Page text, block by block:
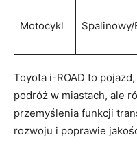
Motocykl
Toyota i-ROAD to
podróż w miastach, ale
przemyślenia funkcji
rozwoju i poprawie